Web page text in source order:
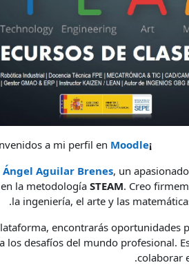
¡Hola a todos!
a mi perfil en Moodle
Aguilar Brenes, un
la metodología STEAM. Creo
la ingeniería, el arte y las
encontrarás oportunidades
los desafíos del mundo profesional.
colaborar